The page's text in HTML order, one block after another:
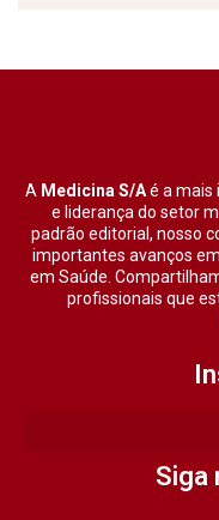
A Medicina S/Aé a mais
e liderança do setor
padrão editorial, nosso
importantes avanços
em Saúde.
profissionais que
Siga